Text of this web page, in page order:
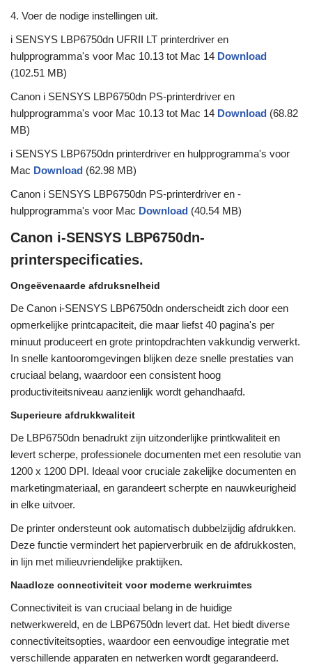
4. Voer de nodige instellingen uit.
i SENSYS LBP6750dn UFRII LT printerdriver en
hulpprogramma's voor Mac 10.13 tot Mac 14 Download
(102.51 MB)
Canon i SENSYS LBP6750dn PS-printerdriver en
hulpprogramma's voor Mac 10.13 tot Mac 14 Download (68.82
MB)
i SENSYS LBP6750dn printerdriver en hulpprogramma's voor
Mac Download (62.98 MB)
Canon i SENSYS LBP6750dn PS-printerdriver en -
hulpprogramma's voor Mac Download (40.54 MB)
Canon i-SENSYS LBP6750dn-
printerspecificaties.
Ongeëvenaarde afdruksnelheid
De Canon i-SENSYS LBP6750dn onderscheidt zich door een
opmerkelijke printcapaciteit, die maar liefst 40 pagina's per
minuut produceert en grote printopdrachten vakkundig verwerkt.
In snelle kantooromgevingen blijken deze snelle prestaties van
cruciaal belang, waardoor een consistent hoog
productiviteitsniveau aanzienlijk wordt gehandhaafd.
Superieure afdrukkwaliteit
De LBP6750dn benadrukt zijn uitzonderlijke printkwaliteit en
levert scherpe, professionele documenten met een resolutie van
1200 x 1200 DPI. Ideaal voor cruciale zakelijke documenten en
marketingmateriaal, en garandeert scherpte en nauwkeurigheid
in elke uitvoer.
De printer ondersteunt ook automatisch dubbelzijdig afdrukken.
Deze functie vermindert het papierverbruik en de afdrukkosten,
in lijn met milieuvriendelijke praktijken.
Naadloze connectiviteit voor moderne werkruimtes
Connectiviteit is van cruciaal belang in de huidige
netwerkwereld, en de LBP6750dn levert dat. Het biedt diverse
connectiviteitsopties, waardoor een eenvoudige integratie met
verschillende apparaten en netwerken wordt gegarandeerd.